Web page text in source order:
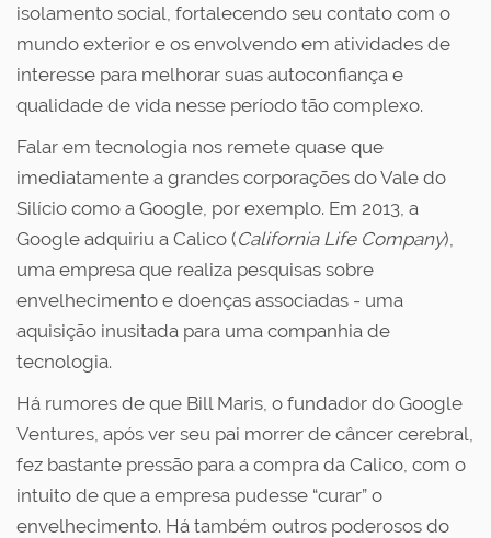
isolamento social, fortalecendo seu contato com o
mundo exterior e os envolvendo em atividades de
interesse para melhorar suas autoconfiança e
qualidade de vida nesse período tão complexo.
Falar em tecnologia nos remete quase que
imediatamente a grandes corporações do Vale do
Silício como a Google, por exemplo. Em 2013, a
Google adquiriu a Calico (California Life Company),
uma empresa que realiza pesquisas sobre
envelhecimento e doenças associadas - uma
aquisição inusitada para uma companhia de
tecnologia.
Há rumores de que Bill Maris, o fundador do Google
Ventures, após ver seu pai morrer de câncer cerebral,
fez bastante pressão para a compra da Calico, com o
intuito de que a empresa pudesse “curar” o
envelhecimento. Há também outros poderosos do